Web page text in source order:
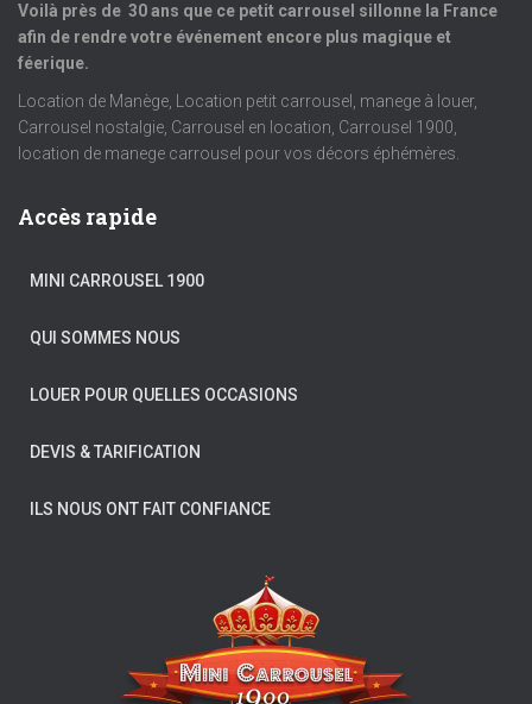
Voilà près de 30 ans que ce petit carrousel sillonne la France
afin de rendre votre événement encore plus magique et
féerique.
Location de Manège, Location petit carrousel, manege à louer,
Carrousel nostalgie, Carrousel en location, Carrousel 1900,
location de manege carrousel pour vos décors éphémères.
Accès rapide
MINI CARROUSEL 1900
QUI SOMMES NOUS
LOUER POUR QUELLES OCCASIONS
DEVIS & TARIFICATION
ILS NOUS ONT FAIT CONFIANCE